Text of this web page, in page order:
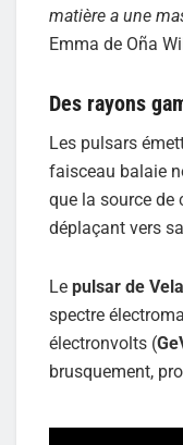
matière a une
Emma de Oña
Des rayons
Les pulsars
faisceau balaie
que la source de
déplaçant vers
Le pulsar de Vela
spectre
électronvolts (
brusquement,